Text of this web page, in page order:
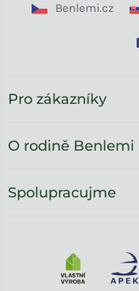
Benlemi.cz
Pro zákazníky
O rodině Benlemi
Spolupracujme